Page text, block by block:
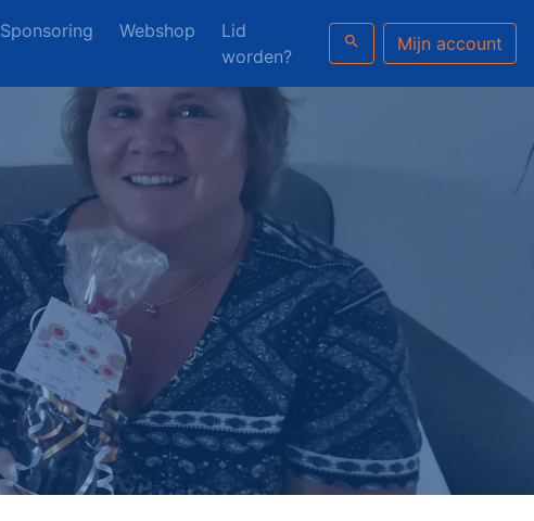
Sponsoring Webshop
Lid
worden?
search Mijn account